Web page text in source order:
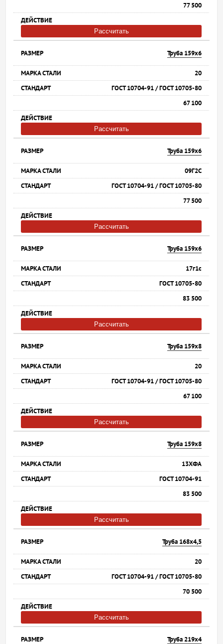
77 500
Рассчитать
Труба 159х6
20
ГОСТ 10704-91 / ГОСТ 10705-80
67 100
Рассчитать
Труба 159х6
09Г2С
ГОСТ 10704-91 / ГОСТ 10705-80
77 500
Рассчитать
Труба 159х6
17г1с
ГОСТ 10705-80
83 500
Рассчитать
Труба 159х8
20
ГОСТ 10704-91 / ГОСТ 10705-80
67 100
Рассчитать
Труба 159х8
13ХФА
ГОСТ 10704-91
83 500
Рассчитать
Труба 168х4,5
20
ГОСТ 10704-91 / ГОСТ 10705-80
70 500
Рассчитать
Труба 219х4